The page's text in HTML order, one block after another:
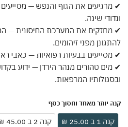
✔ מרגיעים את הגוף והנפש —
ונדודי שינה.
✔ מחזקים את המערכת החיסונית —
להתגונן מפני זיהומים.
✔ מסייעים בבעיות רפואיות — כאבי
✔ מים טהורים מנהר הירדן — ידוע
ובסגולותיו המרפאות.
קנה יותר מאחד וחסוך כסף
קנה 1 ב 25.00 ₪ קנה 2 ב 45.00 ₪